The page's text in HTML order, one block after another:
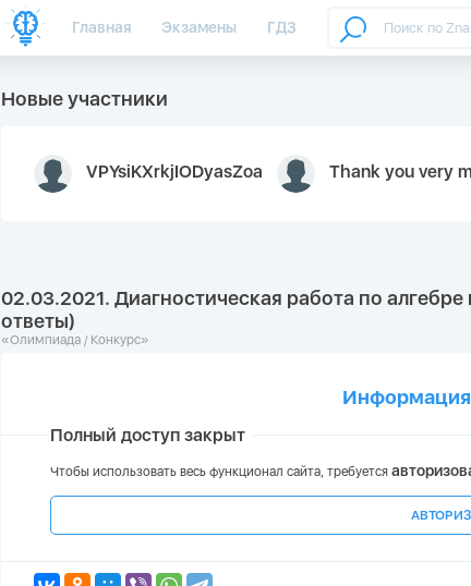
Главная Экзамены ГДЗ
Новые участники
VPYsiKXrkjIODyasZoa Thank you very much for your inquiry We appreciate you 9126052 https://
02.03.2021. Диагностическая работа по
ответы)
«Олимпиада / Конкурс»
Информация
Полный доступ закрыт
Чтобы использовать весь функционал сайта, требуется